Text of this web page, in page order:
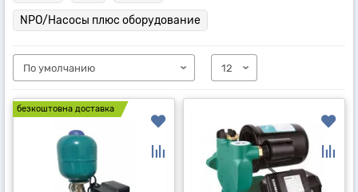
NPO/Насосы плюс оборудование
безкоштовна доставка